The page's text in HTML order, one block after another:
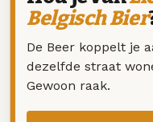
Belgisch Bier
De Beer koppelt je
dezelfde straat
Gewoon raak.